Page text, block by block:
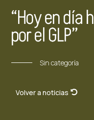
“Hoy en día
por el GLP”
Sin categoría
Volver a noticias